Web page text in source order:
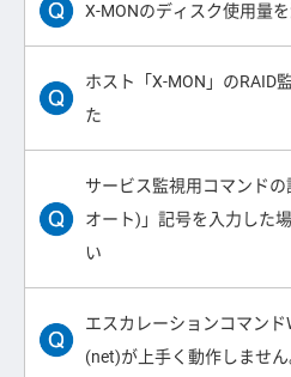
X-MONのディスク使用量
ホスト「X-MON」のRAID
た
サービス監視用コマンド
オート)」記号を入力した
い
エスカレーションコマン
(net)が上手く動作しません